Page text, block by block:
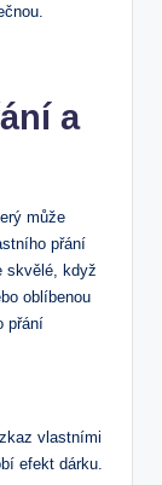
a
může
přání
skvělé, když
oblíbenou
přání
vlastními
efekt dárku.